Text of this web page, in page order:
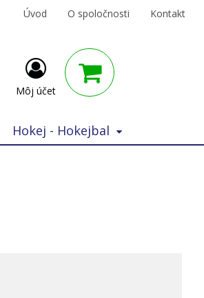
Úvod O spoločnosti Kontakt
Môj účet
Hokej - Hokejbal